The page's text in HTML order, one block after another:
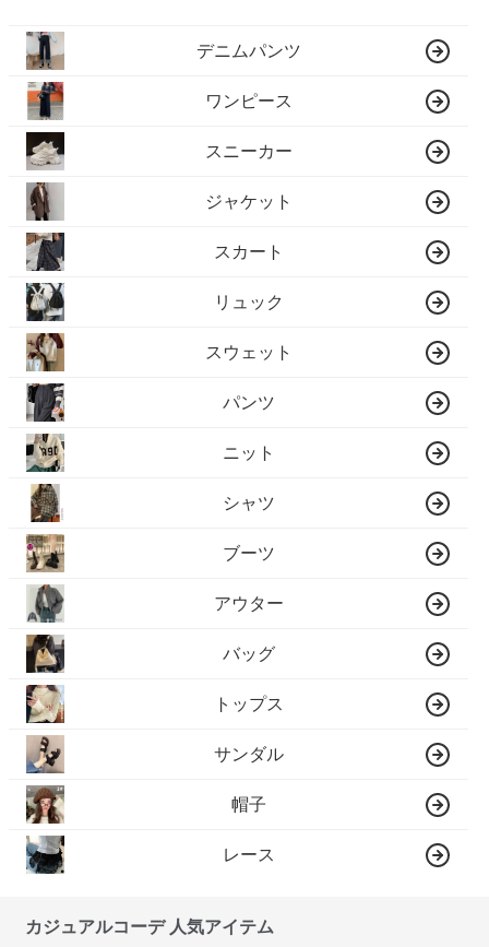
デニムパンツ
ワンピース
スニーカー
ジャケット
スカート
リュック
スウェット
パンツ
ニット
シャツ
ブーツ
アウター
バッグ
トップス
サンダル
帽子
レース
カジュアルコーデ 人気アイテム